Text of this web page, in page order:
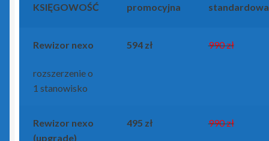
KSIĘGOWOŚĆ
promocyjna
standardowa
Rewizor nexo
rozszerzenie o
1 stanowisko
594 zł 990 zł
Rewizor nexo
(upgrade)
495 zł 990 zł